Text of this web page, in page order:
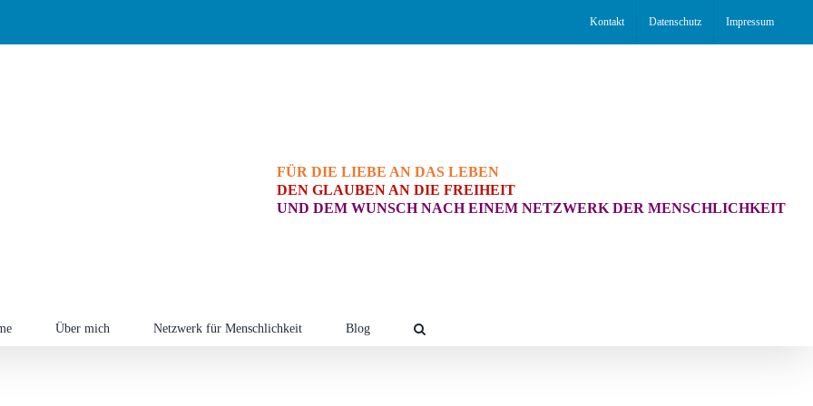
Kontakt Datenschutz Impressum
FÜR DIE LIEBE AN DAS LEBEN
DEN GLAUBEN AN DIE FREIHEIT
UND DEM WUNSCH NACH EINEM NETZWERK DER MENSCHLICHKEIT
Über mich Netzwerk für Menschlichkeit Blog